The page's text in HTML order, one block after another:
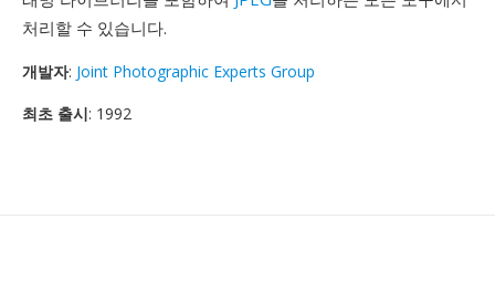
처리할 수 있습니다.
개발자: Joint Photographic Experts Group
최초 출시: 1992